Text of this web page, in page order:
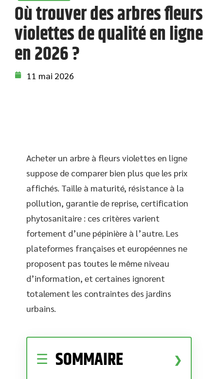
Où trouver des arbres fleurs
violettes de qualité en ligne
en 2026 ?
11 mai 2026
Acheter un arbre à fleurs violettes en ligne
suppose de comparer bien plus que les prix
affichés. Taille à maturité, résistance à la
pollution, garantie de reprise, certification
phytosanitaire : ces critères varient
fortement d’une pépinière à l’autre. Les
plateformes françaises et européennes ne
proposent pas toutes le même niveau
d’information, et certaines ignorent
totalement les contraintes des jardins
urbains.
SOMMAIRE